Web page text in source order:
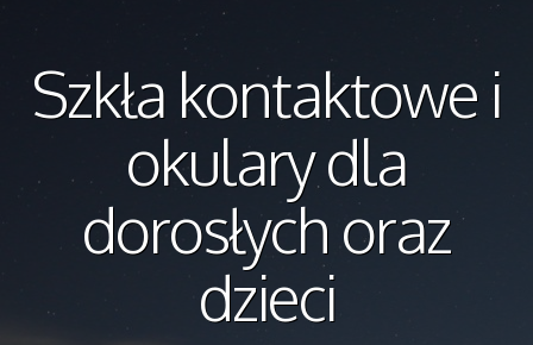
Szkła kontaktowe i
okulary dla
dorosłych oraz
dzieci